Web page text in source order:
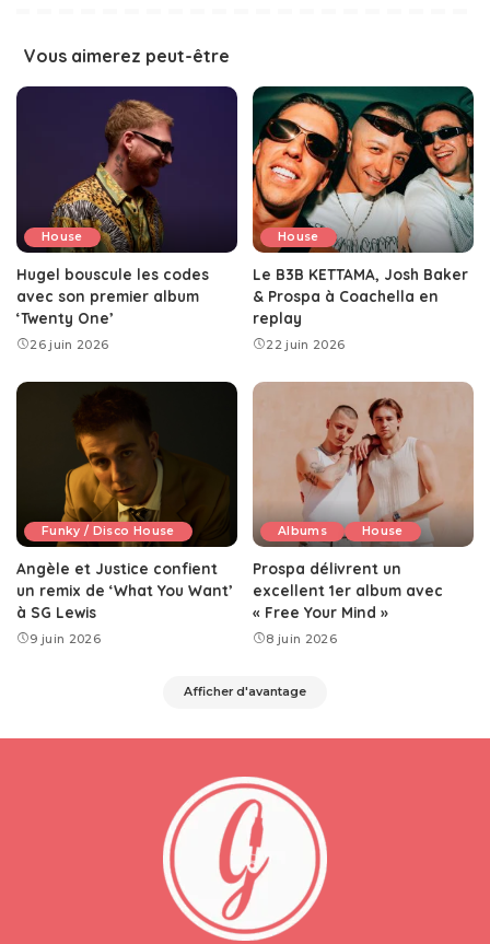
Vous aimerez peut-être
House
Hugel bouscule les codes
avec son premier album
‘Twenty One’
26 juin 2026
House
Le B3B KETTAMA, Josh Baker
& Prospa à Coachella en
replay
22 juin 2026
Funky / Disco House
Angèle et Justice confient
un remix de ‘What You Want’
à SG Lewis
9 juin 2026
Albums House
Prospa délivrent un
excellent 1er album avec
« Free Your Mind »
8 juin 2026
Afficher d'avantage